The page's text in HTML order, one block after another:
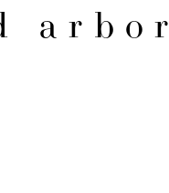
arbor